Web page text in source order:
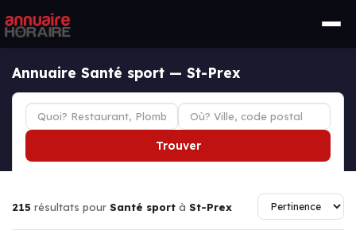
Annuaire Santé sport — St-Prex
Trouver
215 résultats pour Santé sport à St-Prex